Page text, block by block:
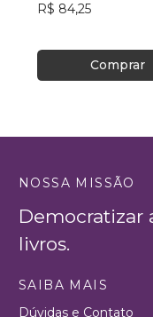
R$ 84,25
Comprar
NOSSA MISSÃO
Democratizar
livros.
SAIBA MAIS
Dúvidas e Contato